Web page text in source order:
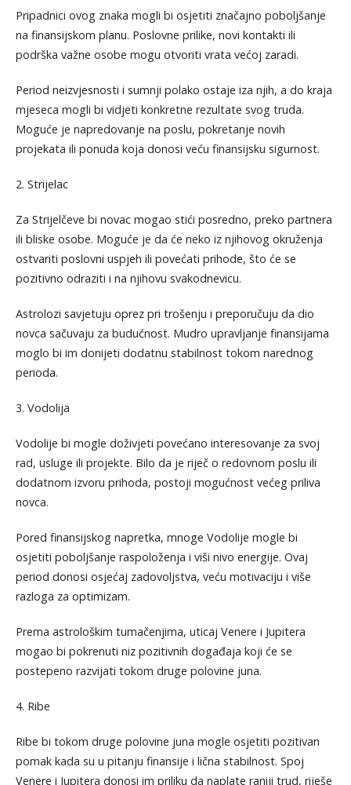
Pripadnici ovog znaka mogli bi osjetiti značajno poboljšanje
na finansijskom planu. Poslovne prilike, novi kontakti ili
podrška važne osobe mogu otvoriti vrata većoj zaradi.
Period neizvjesnosti i sumnji polako ostaje iza njih, a do kraja
mjeseca mogli bi vidjeti konkretne rezultate svog truda.
Moguće je napredovanje na poslu, pokretanje novih
projekata ili ponuda koja donosi veću finansijsku sigurnost.
2. Strijelac
Za Strijelčeve bi novac mogao stići posredno, preko partnera
ili bliske osobe. Moguće je da će neko iz njihovog okruženja
ostvariti poslovni uspjeh ili povećati prihode, što će se
pozitivno odraziti i na njihovu svakodnevicu.
Astrolozi savjetuju oprez pri trošenju i preporučuju da dio
novca sačuvaju za budućnost. Mudro upravljanje finansijama
moglo bi im donijeti dodatnu stabilnost tokom narednog
perioda.
3. Vodolija
Vodolije bi mogle doživjeti povećano interesovanje za svoj
rad, usluge ili projekte. Bilo da je riječ o redovnom poslu ili
dodatnom izvoru prihoda, postoji mogućnost većeg priliva
novca.
Pored finansijskog napretka, mnoge Vodolije mogle bi
osjetiti poboljšanje raspoloženja i viši nivo energije. Ovaj
period donosi osjećaj zadovoljstva, veću motivaciju i više
razloga za optimizam.
Prema astrološkim tumačenjima, uticaj Venere i Jupitera
mogao bi pokrenuti niz pozitivnih događaja koji će se
postepeno razvijati tokom druge polovine juna.
4. Ribe
Ribe bi tokom druge polovine juna mogle osjetiti pozitivan
pomak kada su u pitanju finansije i lična stabilnost. Spoj
Venere i Jupitera donosi im priliku da naplate raniji trud, riješe